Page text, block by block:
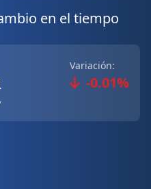
en el tiempo
Variación:
-0.01%